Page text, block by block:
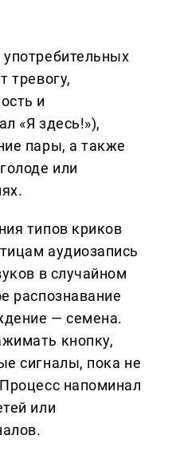
тревогу,
и
«Я здесь!»),
пары, а также
или
типов криков
аудиозапись
в случайном
распознавание
— семена.
кнопку,
сигналы, пока не
напоминал
или